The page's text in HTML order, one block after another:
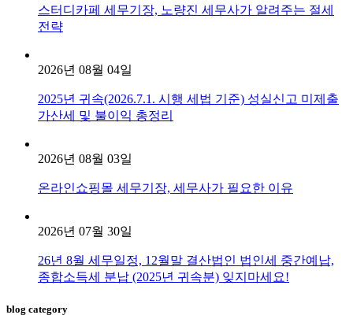
스터디카페 세무기장, 노량진 세무사가 알려주는 절세
전략
2026년 08월 04일
2025년 귀속(2026.7.1. 시행 세법 기준) 성실신고 미제출
가산세 및 불이익 총정리
2026년 08월 03일
온라인쇼핑몰 세무기장, 세무사가 필요한 이유
2026년 07월 30일
26년 8월 세무일정, 12월말 결산법인 법인세 중간예납,
종합소득세 분납 (2025년 귀속분) 잊지마세요!
blog category